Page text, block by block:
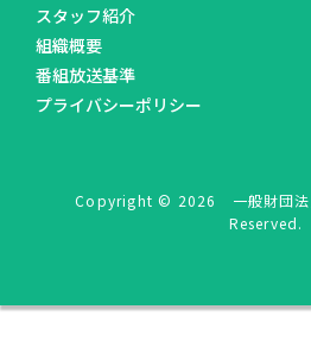
スタッフ紹介
組織概要
番組放送基準
プライバシーポリシー
Copyright © 2026 一般財団法
Reserved.